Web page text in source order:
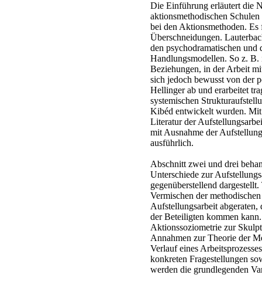
Die Einführung erläutert die
aktionsmethodischen
bei den Aktionsmethoden.
Überschneidungen.
den psychodramatischen und
Handlungsmodellen. So z.
Beziehungen, in der Arbeit
sich jedoch bewusst von der
Hellinger ab und erarbeitet
systemischen
Kibéd entwickelt wurden.
Literatur der
mit Ausnahme der
ausführlich.
Abschnitt zwei und drei
Unterschiede zur
gegenüberstellend
Vermischen der
Aufstellungsarbeit
der Beteiligten kommen
Aktionssoziometrie zur
Annahmen zur Theorie der
Verlauf eines
konkreten Fragestellungen
werden die grundlegenden